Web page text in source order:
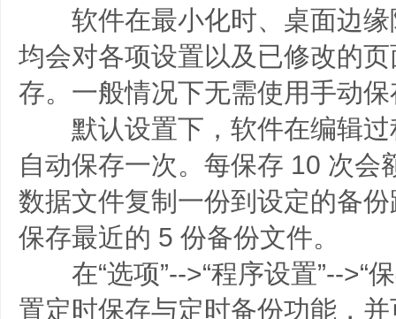
软件在最小化时、桌面边缘
均会对各项设置以及已修改的
存。一般情况下无需使用手动
默认设置下，软件在编辑过
自动保存一次。每保存 10 次会
数据文件复制一份到设定的备
保存最近的 5 份备份文件。
在“选项”-->“程序设置”-->“
置定时保存与定时备份功能，